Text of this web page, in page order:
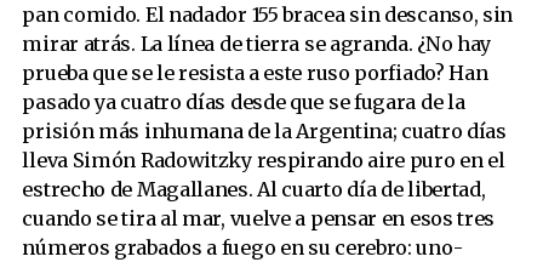
pan comido. El nadador 155 bracea sin descanso, sin
mirar atrás. La línea de tierra se agranda. ¿No hay
prueba que se le resista a este ruso porfiado? Han
pasado ya cuatro días desde que se fugara de la
prisión más inhumana de la Argentina; cuatro días
lleva Simón Radowitzky respirando aire puro en el
estrecho de Magallanes. Al cuarto día de libertad,
cuando se tira al mar, vuelve a pensar en esos tres
números grabados a fuego en su cerebro: uno-